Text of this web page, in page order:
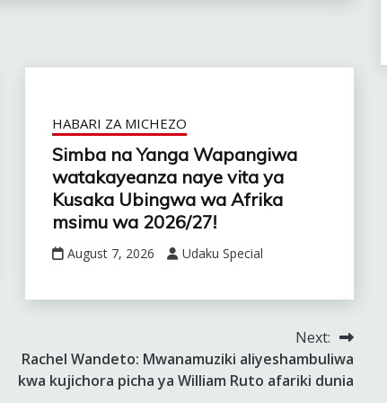
HABARI ZA MICHEZO
Simba na Yanga Wapangiwa
watakayeanza naye vita ya
Kusaka Ubingwa wa Afrika
msimu wa 2026/27!
August 7, 2026 Udaku Special
Next:
Rachel Wandeto: Mwanamuziki aliyeshambuliwa
kwa kujichora picha ya William Ruto afariki dunia